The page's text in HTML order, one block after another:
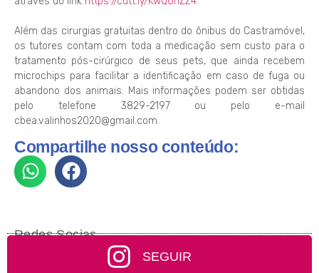
Além das cirurgias gratuitas dentro do ônibus do Castramóvel,
os tutores contam com toda a medicação sem custo para o
tratamento pós-cirúrgico de seus pets, que ainda recebem
microchips para facilitar a identificação em caso de fuga ou
abandono dos animais. Mais informações podem ser obtidas
pelo telefone 3829-2197 ou pelo e-mail
cbea.valinhos2020@gmail.com.
Compartilhe nosso conteúdo:
Redes Socias
SEGUIR